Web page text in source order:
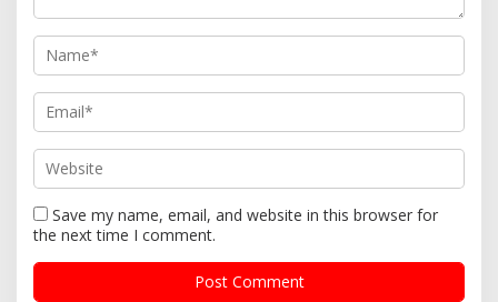
Save my name, email, and website in this browser for
the next time I comment.